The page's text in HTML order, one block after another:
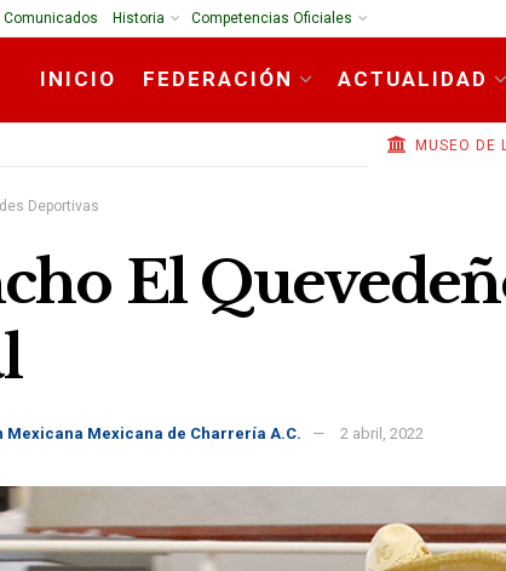
Comunicados Historia Competencias Oficiales
INICIO FEDERACIÓN ACTUALIDAD
MUSEO DE
Deportivas
El
Mexicana Mexicana de Charrería A.C. 2 abril, 2022